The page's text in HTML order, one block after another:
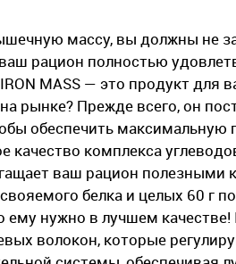
массу, вы должны не
рацион полностью
MASS — это продукт для
рынке? Прежде всего, он
обеспечить максимальную
качество комплекса
ваш рацион полезными
белка и целых 60 г
ему нужно в лучшем
волокон, которые